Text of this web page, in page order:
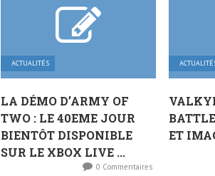
ACTUALITÉS
LA DÉMO D’ARMY OF
TWO : LE 40EME JOUR
BIENTÔT DISPONIBLE
SUR LE XBOX LIVE ...
0 Commentaires
ET